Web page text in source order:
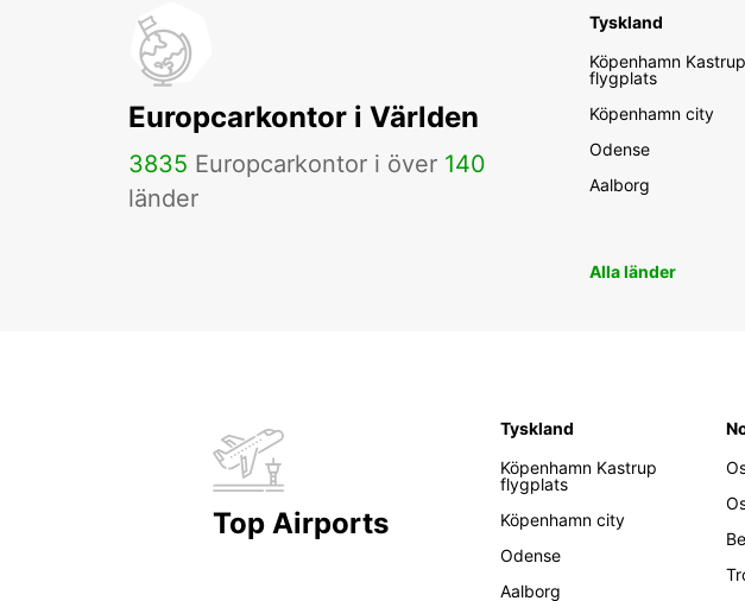
Europcarkontor i Världen
3835 Europcarkontor i över 140
länder
Tyskland
Köpenhamn Kastrup
flygplats
Köpenhamn city
Odense
Aalborg
Alla länder
Top Airports
Tyskland
Köpenhamn Kastrup
flygplats
Köpenhamn city
Odense
Aalborg